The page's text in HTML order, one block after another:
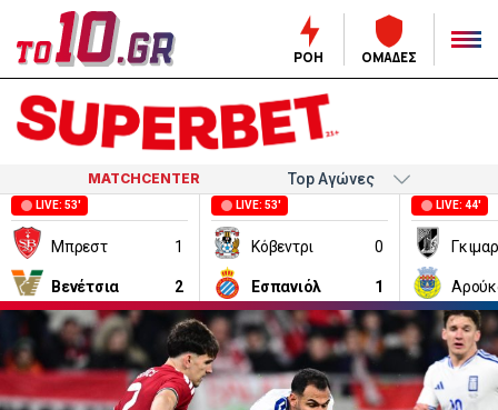
ΡΟΗ ΟΜΑΔΕΣ
MATCHCENTER
LIVE: 53'
Μπρεστ 1
Βενέτσια 2
LIVE: 53'
Κόβεντρι 0
Εσπανιόλ 1
LIVE: 44'